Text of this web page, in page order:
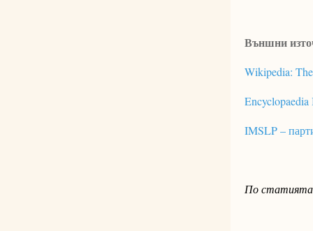
Външни
Wikipedia:
Encyclopaedia
IMSLP –
По